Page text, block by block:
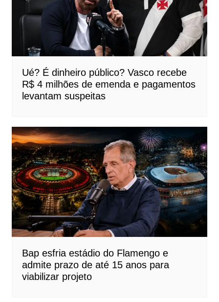
Ué? É dinheiro público? Vasco recebe
R$ 4 milhões de emenda e pagamentos
levantam suspeitas
Bap esfria estádio do Flamengo e
admite prazo de até 15 anos para
viabilizar projeto